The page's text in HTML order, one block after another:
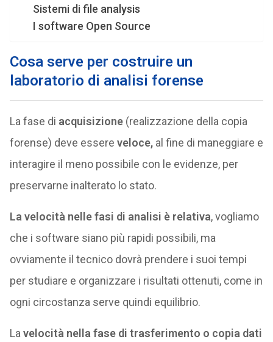
Sistemi di file analysis
I software Open Source
Cosa serve per costruire un
laboratorio di analisi forense
La fase di acquisizione(realizzazione della copia
forense) deve essere veloce,al fine di maneggiare e
interagire il meno possibile con le evidenze, per
preservarne inalterato lo stato.
La velocità nelle fasi di analisi è relativa, vogliamo
che i software siano più rapidi possibili, ma
ovviamente il tecnico dovrà prendere i suoi tempi
per studiare e organizzare i risultati ottenuti, come in
ogni circostanza serve quindi equilibrio.
La velocità nella fase di trasferimento o copia dati